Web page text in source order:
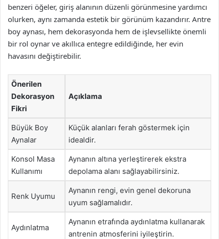
benzeri öğeler, giriş alanının düzenli görünmesine yardımcı
olurken, aynı zamanda estetik bir görünüm kazandırır. Antre
boy aynası, hem dekorasyonda hem de işlevsellikte önemli
bir rol oynar ve akıllıca entegre edildiğinde, her evin
havasını değiştirebilir.
Önerilen
Dekorasyon
Fikri
Açıklama
Büyük Boy
Aynalar
Küçük alanları ferah göstermek için
idealdir.
Konsol Masa
Kullanımı
Aynanın altına yerleştirerek ekstra
depolama alanı sağlayabilirsiniz.
Renk Uyumu
Aynanın rengi, evin genel dekoruna
uyum sağlamalıdır.
Aydınlatma
Aynanın etrafında aydınlatma kullanarak
antrenin atmosferini iyileştirin.